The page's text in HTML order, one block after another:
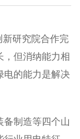
研究院合作完
，但消纳能力相
电的能力是解决
备制造等四个山